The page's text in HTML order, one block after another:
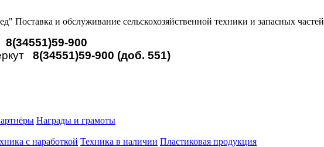
Поставка и обслуживание сельскохозяйственной техники и запасных частей
8(34551)59-900
8(34551)59-900 (доб. 551)
Награды и грамоты
с наработкой Техника в наличии Пластиковая продукция